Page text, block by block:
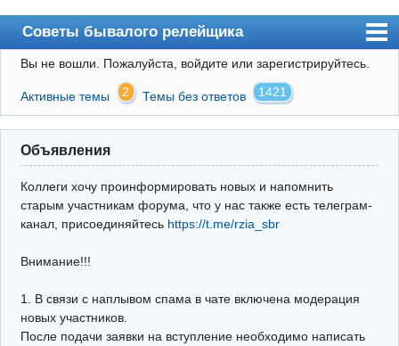
Советы бывалого релейщика
Форум
Правила
Поиск
Регистрация
Архив
Почта
Поиск релейщика
Видео РЗиА
Вы не вошли. Пожалуйста, войдите или зарегистрируйтесь.
Активные темы 2 Темы без ответов 1421
Объявления
Коллеги хочу проинформировать новых и напомнить
старым участникам форума, что у нас также есть телеграм-
канал, присоединяйтесь https://t.me/rzia_sbr
Внимание!!!
1. В связи с наплывом спама в чате включена модерация
новых участников.
После подачи заявки на вступление необходимо написать